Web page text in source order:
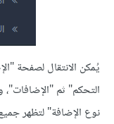
يُمكن الانتقال لصفحة
التحكم" ثم "الإضافات"،
نوع الإضافة" لتظهر